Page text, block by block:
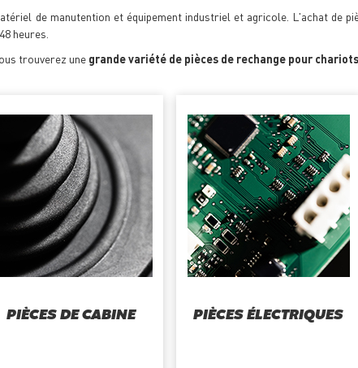
de manutention et équipement industriel et agricole. L'achat de
heures.
trouverez une grande variété de pièces de rechange pour
PIÈCES DE CABINE PIÈCES ÉLECTRIQUES